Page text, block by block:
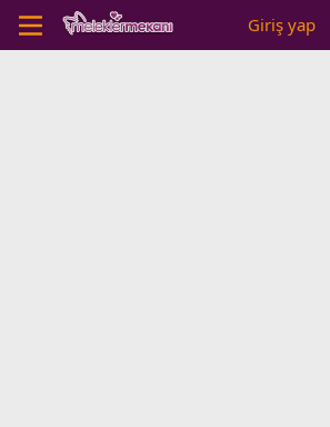
Giriş yap